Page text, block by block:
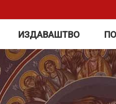
ИЗДАВАШТВО